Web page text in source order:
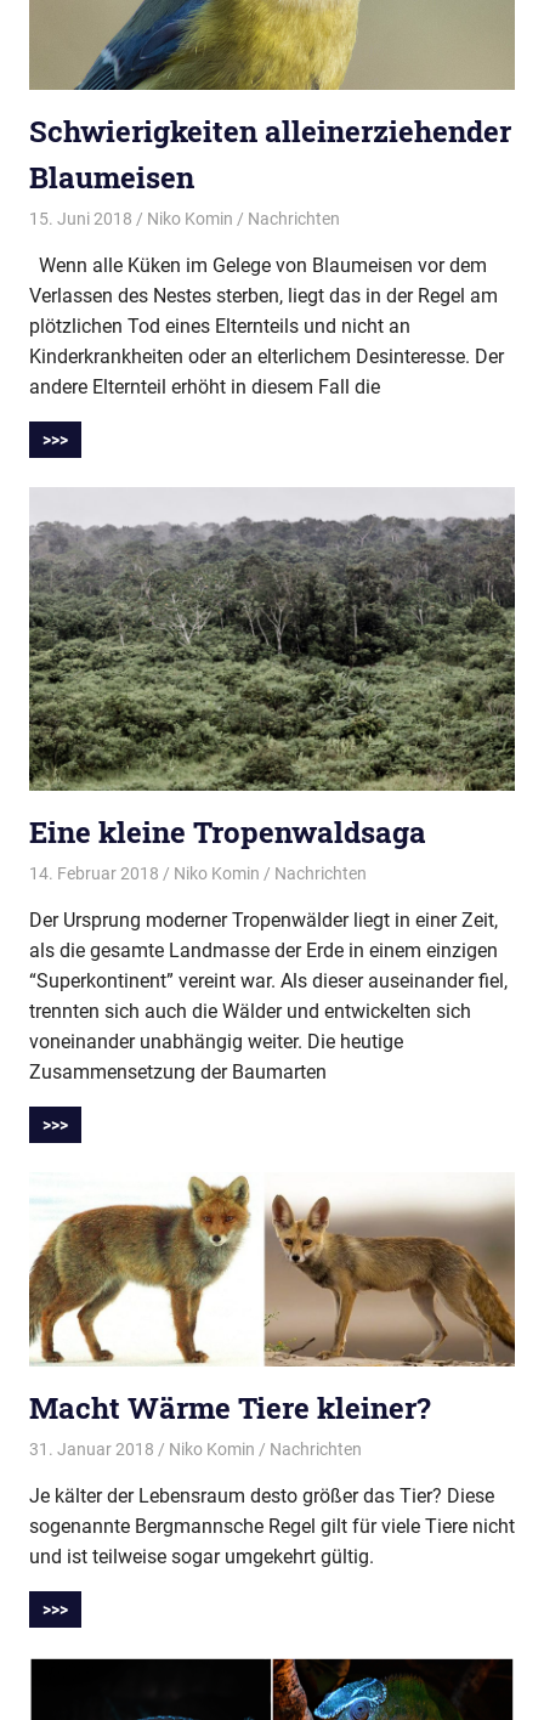
Schwierigkeiten alleinerziehender
Blaumeisen
15. Juni 2018 Niko Komin Nachrichten
Wenn alle Küken im Gelege von Blaumeisen vor dem
Verlassen des Nestes sterben, liegt das in der Regel am
plötzlichen Tod eines Elternteils und nicht an
Kinderkrankheiten oder an elterlichem Desinteresse. Der
andere Elternteil erhöht in diesem Fall die
>>>
Eine kleine Tropenwaldsaga
14. Februar 2018 Niko Komin Nachrichten
Der Ursprung moderner Tropenwälder liegt in einer Zeit,
als die gesamte Landmasse der Erde in einem einzigen
“Superkontinent” vereint war. Als dieser auseinander fiel,
trennten sich auch die Wälder und entwickelten sich
voneinander unabhängig weiter. Die heutige
Zusammensetzung der Baumarten
>>>
Macht Wärme Tiere kleiner?
31. Januar 2018 Niko Komin Nachrichten
Je kälter der Lebensraum desto größer das Tier? Diese
sogenannte Bergmannsche Regel gilt für viele Tiere nicht
und ist teilweise sogar umgekehrt gültig.
>>>